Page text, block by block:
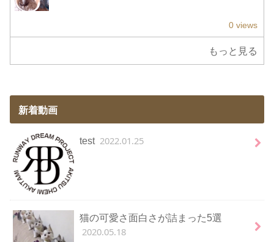
0 views
もっと見る
新着動画
test 2022.01.25
猫の可愛さ面白さが詰まった5選
2020.05.18